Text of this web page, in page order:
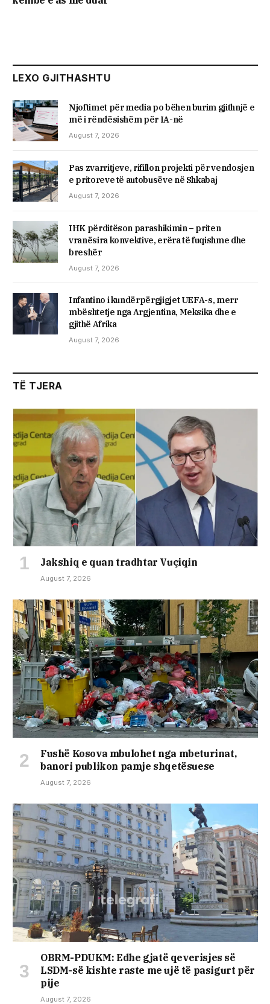
LEXO GJITHASHTU
Njoftimet për media po bëhen burim gjithnjë e
më i rëndësishëm për IA-në
August 7, 2026
Pas zvarritjeve, rifillon projekti për vendosjen
e pritoreve të autobusëve në Shkabaj
August 7, 2026
IHK përditëson parashikimin – priten
vranësira konvektive, erëra të fuqishme dhe
breshër
August 7, 2026
Infantino i kundërpërgjigjet UEFA-s, merr
mbështetje nga Argjentina, Meksika dhe e
gjithë Afrika
August 7, 2026
TË TJERA
Jakshiq e quan tradhtar Vuçiqin
August 7, 2026
Fushë Kosova mbulohet nga mbeturinat,
banori publikon pamje shqetësuese
August 7, 2026
OBRM-PDUKM: Edhe gjatë qeverisjes së
LSDM-së kishte raste me ujë të pasigurt për
pije
August 7, 2026